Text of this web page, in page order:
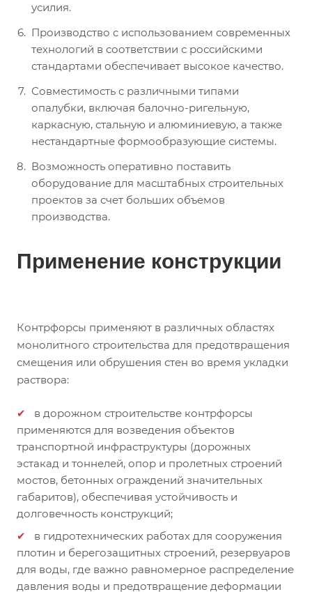
усилия.
Производство с использованием современных
технологий в соответствии с российскими
стандартами обеспечивает высокое качество.
Совместимость с различными типами
опалубки, включая балочно-ригельную,
каркасную, стальную и алюминиевую, а также
нестандартные формообразующие системы.
Возможность оперативно поставить
оборудование для масштабных строительных
проектов за счет больших объемов
производства.
Применение конструкции
Контрфорсы применяют в различных областях
монолитного строительства для предотвращения
смещения или обрушения стен во время укладки
раствора:
в дорожном строительстве контрфорсы
применяются для возведения объектов
транспортной инфраструктуры (дорожных
эстакад и тоннелей, опор и пролетных строений
мостов, бетонных ограждений значительных
габаритов), обеспечивая устойчивость и
долговечность конструкций;
в гидротехнических работах для сооружения
плотин и берегозащитных строений, резервуаров
для воды, где важно равномерное распределение
давления воды и предотвращение деформации